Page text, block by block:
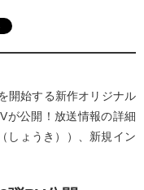
開始する新作オリジナル
が公開！放送情報の詳細
しょうき））、新規イン